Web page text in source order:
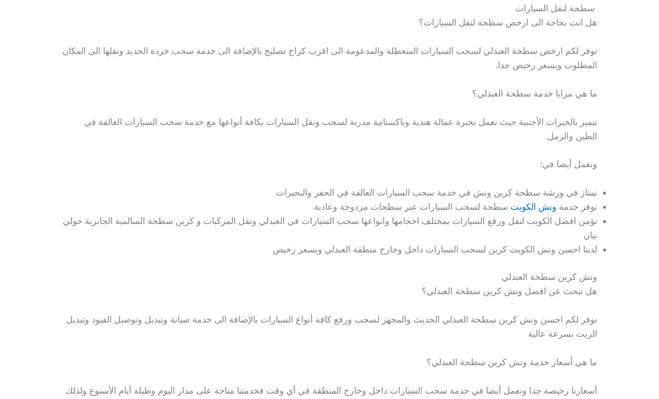
سطحة لنقل السيارات
هل انت بحاجة الى ارخص سطحة لنقل السيارات؟
نوفر لكم ارخص سطحة العبدلي لسحب السيارات المتعطلة والمدعومة الى اقرب كراج تصليح بالإضافة الى خدمة سحب خردة الحديد ونقلها الى المكان
المطلوب وبسعر رخيص جدا.
ما هي مزايا خدمة سطحة العبدلي؟
نتميز بالخبرات الأجنبية حيث نعمل بخبرة عمالة هندية وباكستانية مدربة لسحب ونقل السيارات بكافة أنواعها مع خدمة سحب السيارات العالقة في
الطين والرمل
ونعمل أيضا في:
نمتاز في ورشة سطحة كرين ونش في خدمة سحب السيارات العالقة في الحفر والبحيرات
نوفر خدمة ونش الكويت سطحة لسحب السيارات عبر سطحات مزدوجة وعادية
نؤمن افضل الكويت لنقل ورفع السيارات بمختلف احجامها وانواعها سحب السيارات في العبدلي ونقل المركبات و كرين سطحة السالمية الجابرية حولي
بيان
لدينا احسن ونش الكويت كرين لسحب السيارات داخل وخارج منطقة العبدلي وبسعر رخيص
ونش كرين سطحة العبدلي
هل تبحث عن افضل ونش كرين سطحة العبدلي؟
نوفر لكم احسن ونش كرين سطحة العبدلي الحديث والمجهز لسحب ورفع كافة أنواع السيارات بالإضافة الى خدمة صيانة وتبديل وتوصيل القيود وتبديل
الزيت بسرعة عالية
ما هي أسعار خدمة ونش كرين سطحة العبدلي؟
أسعارنا رخيصة جدا ونعمل أيضا في خدمة سحب السيارات داخل وخارج المنطقة في أي وقت فخدمتنا متاحة على مدار اليوم وطيلة أيام الأسبوع ولذلك